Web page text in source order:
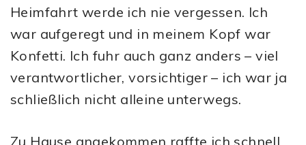
Heimfahrt werde ich nie vergessen. Ich
war aufgeregt und in meinem Kopf war
Konfetti. Ich fuhr auch ganz anders – viel
verantwortlicher, vorsichtiger – ich war ja
schließlich nicht alleine unterwegs.
Zu Hause angekommen raffte ich schnell